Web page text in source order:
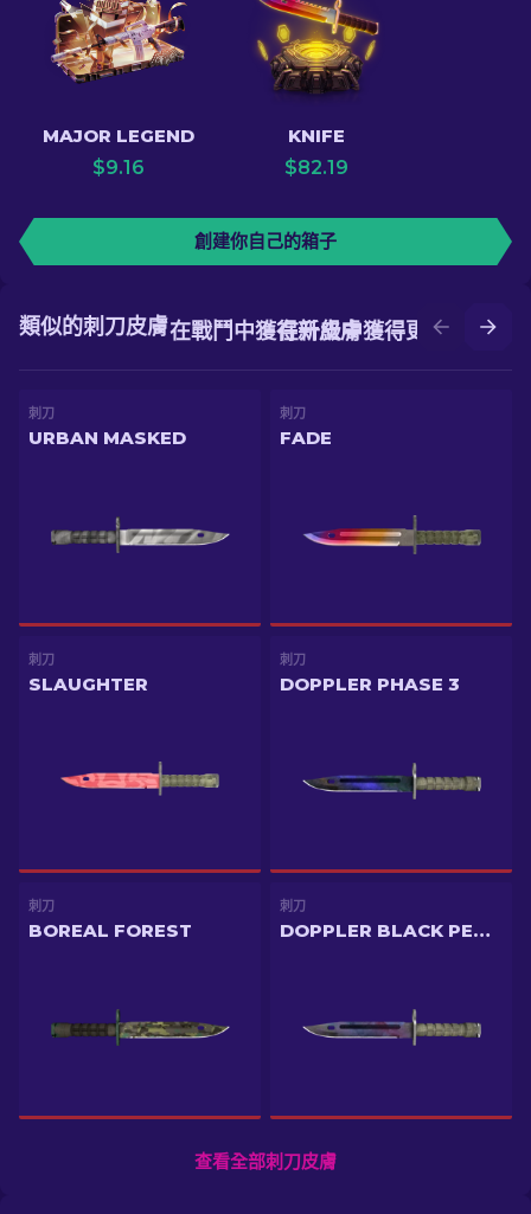
MAJOR LEGEND
$9.16
KNIFE
$82.19
創建你自己的箱子
在升級中獲得更好的皮膚
在戰鬥中獲得新皮膚
類似的刺刀皮膚
刺刀
URBAN MASKED
刺刀
FADE
刺刀
SLAUGHTER
刺刀
DOPPLER PHASE 3
刺刀
BOREAL FOREST
刺刀
DOPPLER BLACK PEARL
查看全部刺刀皮膚